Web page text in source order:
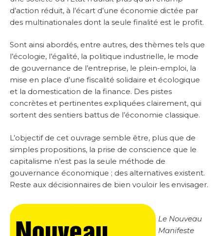
d’action réduit, à l’écart d’une économie dictée par
des multinationales dont la seule finalité est le profit.
Sont ainsi abordés, entre autres, des thèmes tels que
l’écologie, l’égalité, la politique industrielle, le mode
de gouvernance de l’entreprise, le plein-emploi, la
mise en place d’une fiscalité solidaire et écologique
et la domestication de la finance. Des pistes
concrètes et pertinentes expliquées clairement, qui
sortent des sentiers battus de l’économie classique.
L’objectif de cet ouvrage semble être, plus que de
simples propositions, la prise de conscience que le
capitalisme n’est pas la seule méthode de
gouvernance économique ; des alternatives existent.
Reste aux décisionnaires de bien vouloir les envisager.
Le Nouveau
Manifeste